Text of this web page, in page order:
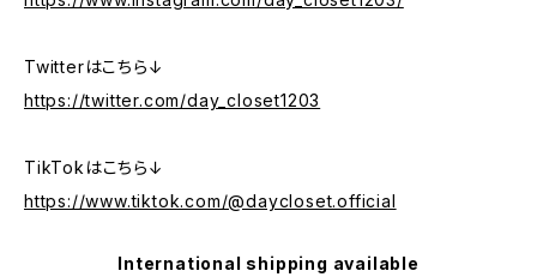
Twitterはこちら↓
https://twitter.com/day_closet1203
TikTokはこちら↓
https://www.tiktok.com/@daycloset.official
International shipping available